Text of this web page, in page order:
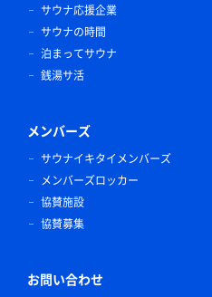
サウナ応援企業
サウナの時間
泊まってサウナ
銭湯サ活
メンバーズ
サウナイキタイメンバーズ
メンバーズロッカー
協賛施設
協賛募集
お問い合わせ